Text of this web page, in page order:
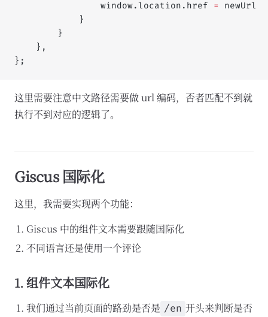
				window.location.href
=
newUrl
			}
		}
	},
};
这里需要注意中文路径需要做 url 编码，否者匹配不到就
执行不到对应的逻辑了。
Giscus 国际化
这里，我需要实现两个功能：
Giscus 中的组件文本需要跟随国际化
不同语言还是使用一个评论
1. 组件文本国际化
我们通过当前页面的路劲是否是 /en 开头来判断是否